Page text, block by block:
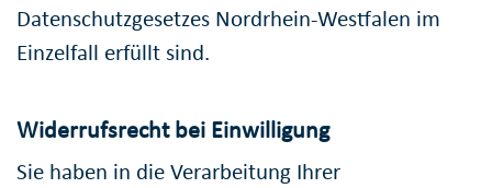
Datenschutzgesetzes Nordrhein-Westfalen im
Einzelfall erfüllt sind.
Widerrufsrecht bei Einwilligung
Sie haben in die Verarbeitung Ihrer